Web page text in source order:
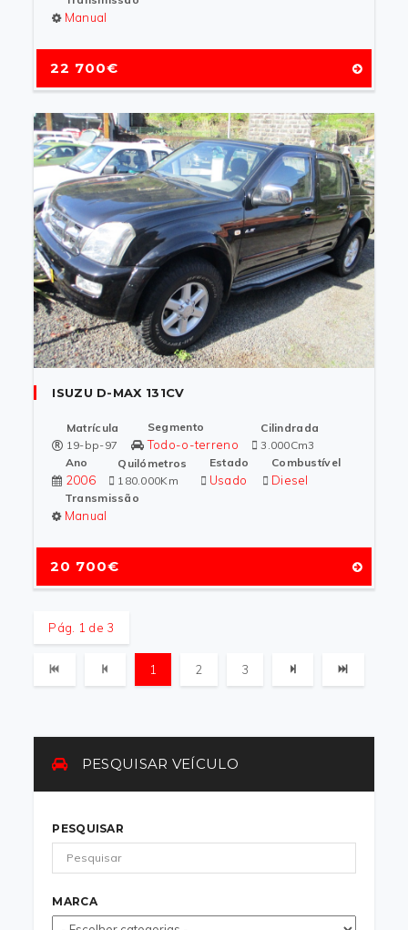
Manual
22 700€
ISUZU D-MAX 131CV
Matrícula
19-bp-97
Segmento
Todo-o-terreno
Cilindrada
3.000Cm3
Ano
2006
Quilómetros
180.000Km
Estado
Usado
Combustível
Diesel
Transmissão
Manual
20 700€
Pág. 1 de 3
1 2 3
PESQUISAR VEÍCULO
PESQUISAR
MARCA